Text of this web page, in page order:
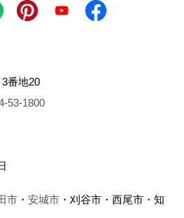
3番地20
53-1800
市 ・ 安城市 ・刈谷市・西尾市・知